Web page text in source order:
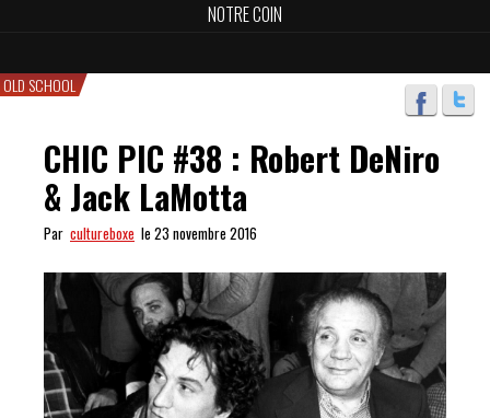
NOTRE COIN
OLD SCHOOL
CHIC PIC #38 : Robert DeNiro
& Jack LaMotta
Par cultureboxe le 23 novembre 2016